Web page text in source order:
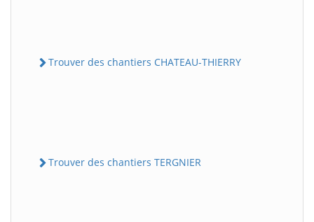
Trouver des chantiers CHATEAU-THIERRY
Trouver des chantiers TERGNIER